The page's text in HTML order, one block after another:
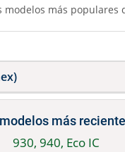
modelos más populares
más
930, 940, Eco IC